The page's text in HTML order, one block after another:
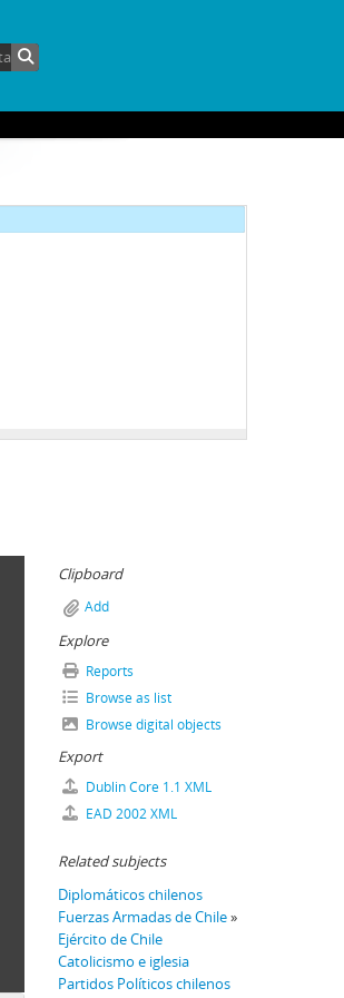
Clipboard
Add
Explore
Reports
Browse as list
Browse digital objects
Export
Dublin Core 1.1 XML
EAD 2002 XML
Related subjects
Diplomáticos chilenos
Fuerzas Armadas de Chile»
Ejército de Chile
Catolicismo e iglesia
Partidos Políticos chilenos